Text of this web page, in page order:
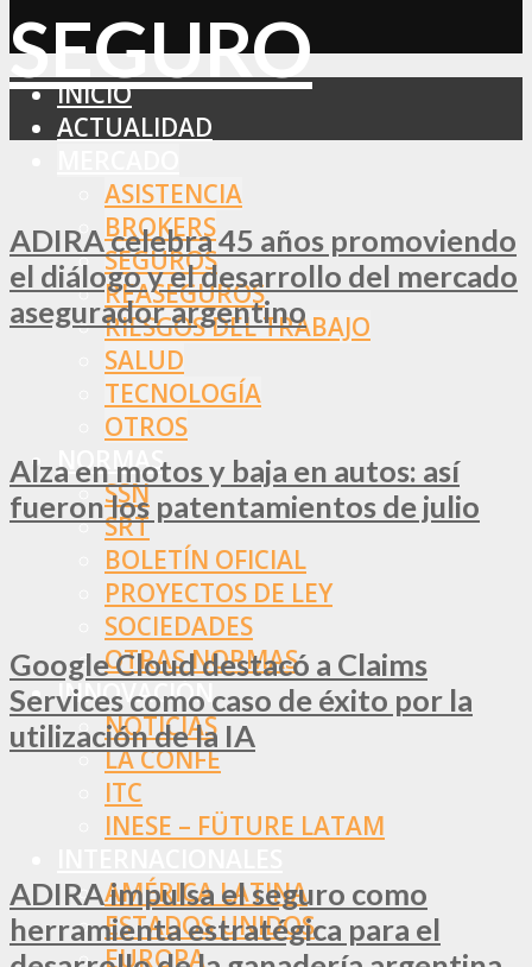
INICIO
ACTUALIDAD
ASISTENCIA
BROKERS
SEGUROS
REASEGUROS
RIESGOS DEL TRABAJO
SALUD
TECNOLOGÍA
OTROS
NORMAS
SSN
SRT
BOLETÍN OFICIAL
PROYECTOS DE LEY
SOCIEDADES
OTRAS NORMAS
INNOVACIÓN
NOTICIAS
LA CONFE
ITC
INESE – FÜTURE LATAM
AMÉRICA LATINA
ESTADOS UNIDOS
EUROPA
ADIRA celebra 45 años promoviendo
el diálogo y el desarrollo del mercado
asegurador argentino
Alza en motos y baja en autos: así
fueron los patentamientos de julio
Google Cloud destacó a Claims
Services como caso de éxito por la
utilización de la IA
ADIRA impulsa el seguro como
herramienta estratégica para el